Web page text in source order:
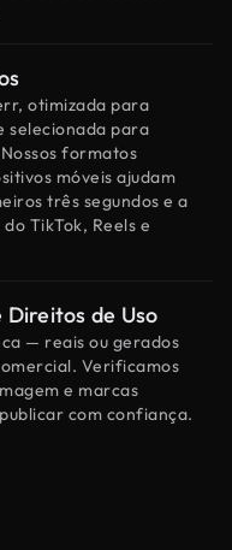
otimizada para
selecionada para
formatos
móveis ajudam
três segundos e a
TikTok, Reels e
de Uso
— reais ou gerados
Verificamos
e marcas
com confiança.